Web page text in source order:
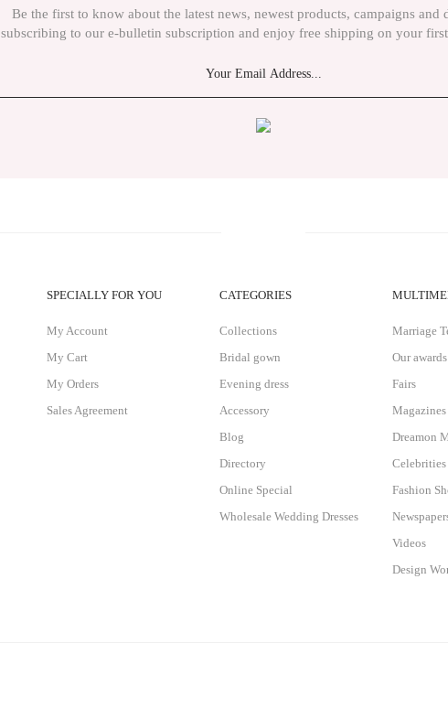
Be the first to know about the latest news, newest products, campaigns and
subscribing to our e-bulletin subscription and enjoy free shipping on your
SPECIALLY FOR YOU
My Account
My Cart
My Orders
Sales Agreement
CATEGORIES
Collections
Bridal gown
Evening dress
Accessory
Blog
Directory
Online Special
Wholesale Wedding Dresses
Marriage
Our awards
Fairs
Magazines
Dreamon
Celebrities
Fashion
Videos
Design